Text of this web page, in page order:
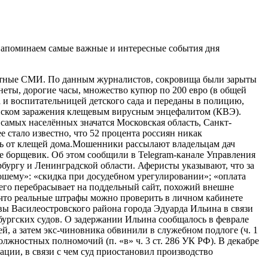
самые важные и интересные события дня
СМИ. По данным журналистов, сокровища были зарыты
дорогие часы, множество купюр по 200 евро (в общей
детского сада и переданы в полицию,
заражения клещевым вирусным энцефалитом (КВЭ).
населённых значатся Московская область, Санкт-
известно, что 52 процента россиян никак
от клещей дома.Мошенники рассылают владельцам дач
Об этом сообщили в Telegram-канале Управления
и Ленинградской области. Аферисты указывают, что за
«скидка при досудебном урегулировании»; «оплата
перебрасывает на поддельный сайт, похожий внешне
реальные штрафы можно проверить в личном кабинете
Василеостровского района города Эдуарда Ильина в связи
судов. О задержании Ильина сообщалось в феврале
а затем экс-чиновника обвинили в служебном подлоге (ч. 1
полномочий (п. «в» ч. 3 ст. 286 УК РФ). В декабре
в связи с чем суд приостановил производство